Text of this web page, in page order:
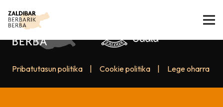
Pribatutasun politika Cookie politika Lege oharra